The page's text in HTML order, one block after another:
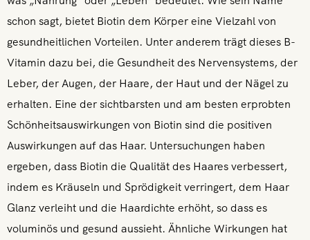
schon sagt, bietet Biotin dem Körper eine Vielzahl von
gesundheitlichen Vorteilen. Unter anderem trägt dieses B-
Vitamin dazu bei, die Gesundheit des Nervensystems, der
Leber, der Augen, der Haare, der Haut und der Nägel zu
erhalten. Eine der sichtbarsten und am besten erprobten
Schönheitsauswirkungen von Biotin sind die positiven
Auswirkungen auf das Haar. Untersuchungen haben
ergeben, dass Biotin die Qualität des Haares verbessert,
indem es Kräuseln und Sprödigkeit verringert, dem Haar
Glanz verleiht und die Haardichte erhöht, so dass es
voluminös und gesund aussieht. Ähnliche Wirkungen hat